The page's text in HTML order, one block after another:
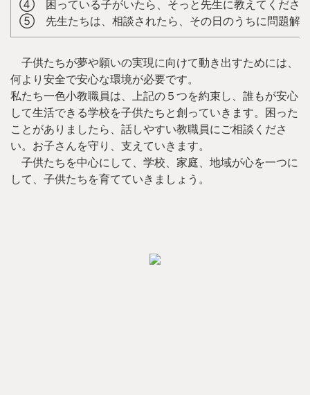
④ 困っている子がいたら、そっと先生に教えてくださ
⑤ 先生たちは、相談されたら、その日のうちに問題解
子供たちが夢や願いの実現に向けて動き出すためには、
何より安全で安心な環境が必要です。
私たち一色小教職員は、上記の５つを約束し、誰もが安心
して生活できる学校を子供たちと創っていきます。困った
ことがありましたら、話しやすい教職員にご相談くださ
い。お子さんを守り、支えていきます。
子供たちを中心にして、学校、家庭、地域が心を一つに
して、子供たちを育てていきましょう。